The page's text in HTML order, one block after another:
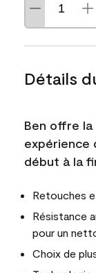
Détails
Ben offre la
expérience
début à la
Retouches
Résistance
pour un
Choix de